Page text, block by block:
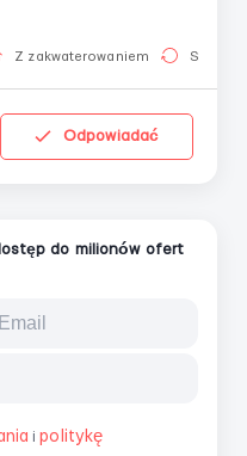
do naszego
zespołu na Bali! Co jest dla nas ważne: ...
Z zakwaterowaniem Stała
Odpowiadać
do milionów ofert
i politykę